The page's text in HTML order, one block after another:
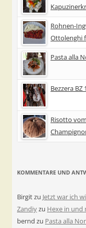
Rohnen-
Ottolenghi
Pasta alla
Bezzera
Risotto
KOMMENTARE UND
Birgitzu Jetzt war ich
Zandiyzu Hexe in und
bernd zu Pasta alla